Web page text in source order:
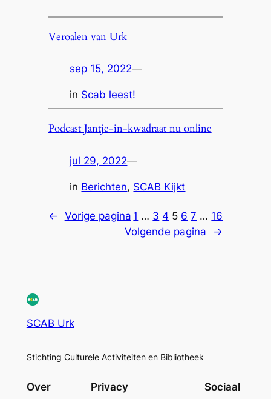
Veroalen van Urk
sep 15, 2022—
in Scab leest!
Podcast Jantje-in-kwadraat nu online
jul 29, 2022—
in Berichten, SCAB Kijkt
← Vorige pagina 1 … 3 4 5 6 7 … 16
Volgende pagina
→
SCAB Urk
Stichting Culturele Activiteiten en Bibliotheek
Over Privacy Sociaal